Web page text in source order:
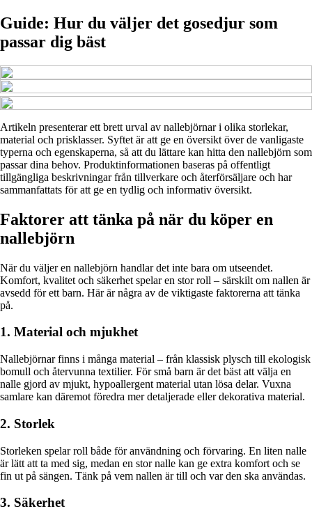
Guide: Hur du väljer det gosedjur som
passar dig bäst
Artikeln presenterar ett brett urval av nallebjörnar i olika storlekar,
material och prisklasser. Syftet är att ge en översikt över de vanligaste
typerna och egenskaperna, så att du lättare kan hitta den nallebjörn som
passar dina behov. Produktinformationen baseras på offentligt
tillgängliga beskrivningar från tillverkare och återförsäljare och har
sammanfattats för att ge en tydlig och informativ översikt.
Faktorer att tänka på när du köper en
nallebjörn
När du väljer en nallebjörn handlar det inte bara om utseendet.
Komfort, kvalitet och säkerhet spelar en stor roll – särskilt om nallen är
avsedd för ett barn. Här är några av de viktigaste faktorerna att tänka
på.
1. Material och mjukhet
Nallebjörnar finns i många material – från klassisk plysch till ekologisk
bomull och återvunna textilier. För små barn är det bäst att välja en
nalle gjord av mjukt, hypoallergent material utan lösa delar. Vuxna
samlare kan däremot föredra mer detaljerade eller dekorativa material.
2. Storlek
Storleken spelar roll både för användning och förvaring. En liten nalle
är lätt att ta med sig, medan en stor nalle kan ge extra komfort och se
fin ut på sängen. Tänk på vem nallen är till och var den ska användas.
3. Säkerhet